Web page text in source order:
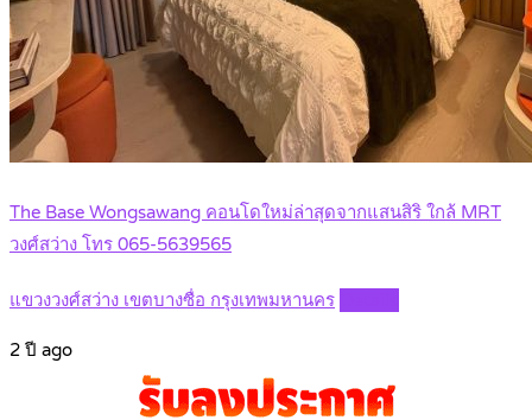
The Base Wongsawang คอนโดใหม่ล่าสุดจากแสนสิริ ใกล้ MRT
วงศ์สว่าง โทร 065-5639565
แขวงวงศ์สว่าง เขตบางซื่อ กรุงเทพมหานคร
2 ปี ago